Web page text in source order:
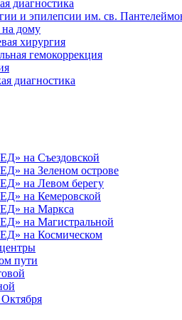
диагностика
и эпилепсии им. св.
дому
хирургия
гемокоррекция
диагностика
на Съездовской
на Зеленом острове
на Левом берегу
на Кемеровской
на Маркса
на Магистральной
на Космическом
пути